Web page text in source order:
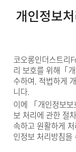
개인정보
코오롱인더스트리
리 보호를 위해「
수하여, 적법하게
니다.
이에 「개인정보
보 처리에 관한 절
속하고 원활하게
인정보 처리방침을